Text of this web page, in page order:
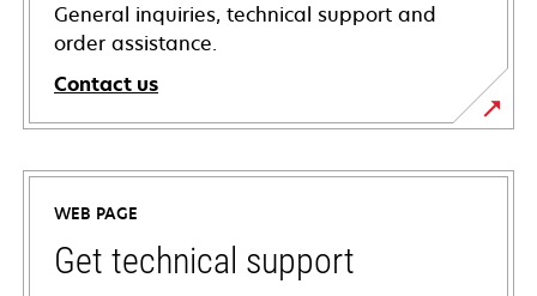
General inquiries, technical support and
order assistance.
Contact us
WEB PAGE
Get technical support